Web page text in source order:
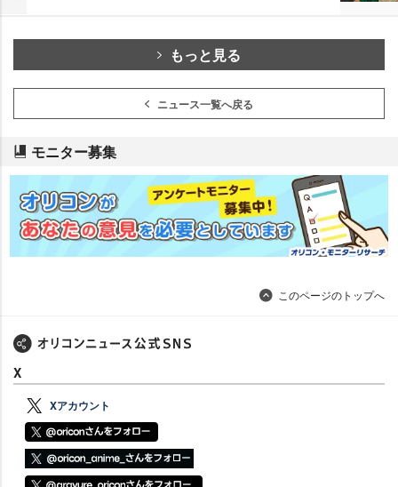
もっと見る
ニュース一覧へ戻る
モニター募集
このページのトップへ
X
Xアカウント